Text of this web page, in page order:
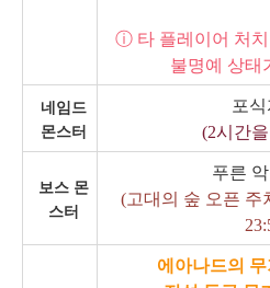
ⓘ 타 플레이어 처치
불명예 상태
네임드
몬스터
포
(2시간
보스 몬
스터
푸른
(고대의 숲 오픈 주
에아나드의